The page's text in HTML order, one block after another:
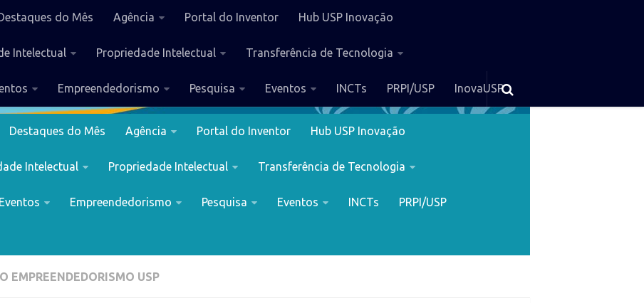
do Mês Agência Portal do Inventor Hub USP Inovação
Intelectual Propriedade Intelectual Transferência de Tecnologia
Empreendedorismo Pesquisa Eventos INCTs PRPI/USP InovaUSP
Destaques do Mês Agência Portal do Inventor Hub USP Inovação
Intelectual Propriedade Intelectual Transferência de Tecnologia
Eventos Empreendedorismo Pesquisa Eventos INCTs PRPI/USP
EMPREENDEDORISMO USP